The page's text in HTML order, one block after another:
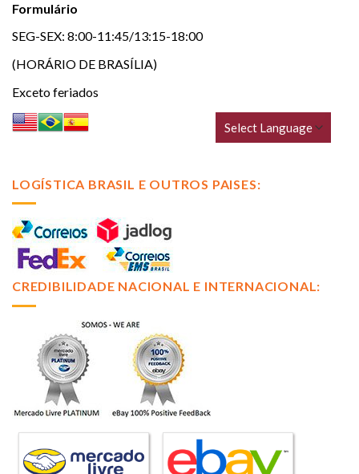
Formulário
SEG-SEX: 8:00-11:45/13:15-18:00
(HORÁRIO DE BRASÍLIA)
Exceto feriados
LOGÍSTICA BRASIL E OUTROS PAISES:
CREDIBILIDADE NACIONAL E INTERNACIONAL: